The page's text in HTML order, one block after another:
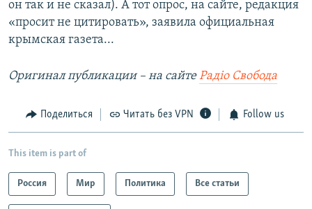
он так и не сказал). А тот опрос, на сайте, редакция
«просит не цитировать», заявила официальная
крымская газета...
Оригинал публикации – на сайтеРадіо Свобода
Поделиться Читать без VPN Follow us
This item is part of
Россия Мир Политика Все статьи